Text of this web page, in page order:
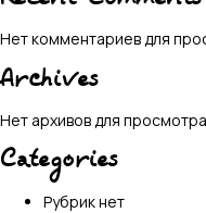
Нет комментариев для
Archives
Нет архивов для
Categories
Рубрик нет